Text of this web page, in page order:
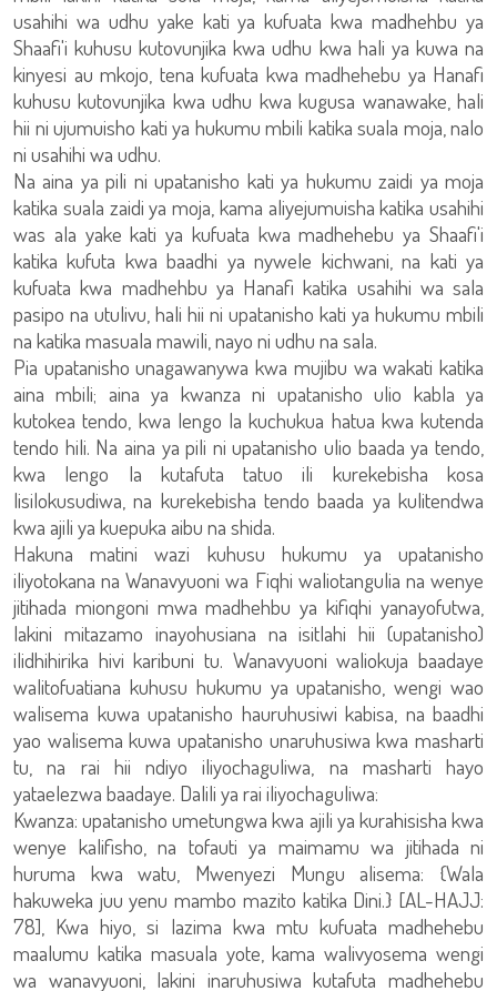
usahihi wa udhu yake kati ya kufuata kwa madhehbu ya
Shaafi'i kuhusu kutovunjika kwa udhu kwa hali ya kuwa na
kinyesi au mkojo, tena kufuata kwa madhehebu ya Hanafi
kuhusu kutovunjika kwa udhu kwa kugusa wanawake, hali
hii ni ujumuisho kati ya hukumu mbili katika suala moja, nalo
ni usahihi wa udhu.
Na aina ya pili ni upatanisho kati ya hukumu zaidi ya moja
katika suala zaidi ya moja, kama aliyejumuisha katika usahihi
was ala yake kati ya kufuata kwa madhehebu ya Shaafi'i
katika kufuta kwa baadhi ya nywele kichwani, na kati ya
kufuata kwa madhehbu ya Hanafi katika usahihi wa sala
pasipo na utulivu, hali hii ni upatanisho kati ya hukumu mbili
na katika masuala mawili, nayo ni udhu na sala.
Pia upatanisho unagawanywa kwa mujibu wa wakati katika
aina mbili; aina ya kwanza ni upatanisho ulio kabla ya
kutokea tendo, kwa lengo la kuchukua hatua kwa kutenda
tendo hili. Na aina ya pili ni upatanisho ulio baada ya tendo,
kwa lengo la kutafuta tatuo ili kurekebisha kosa
lisilokusudiwa, na kurekebisha tendo baada ya kulitendwa
kwa ajili ya kuepuka aibu na shida.
Hakuna matini wazi kuhusu hukumu ya upatanisho
iliyotokana na Wanavyuoni wa Fiqhi waliotangulia na wenye
jitihada miongoni mwa madhehbu ya kifiqhi yanayofutwa,
lakini mitazamo inayohusiana na isitlahi hii (upatanisho)
ilidhihirika hivi karibuni tu. Wanavyuoni waliokuja baadaye
walitofuatiana kuhusu hukumu ya upatanisho, wengi wao
walisema kuwa upatanisho hauruhusiwi kabisa, na baadhi
yao walisema kuwa upatanisho unaruhusiwa kwa masharti
tu, na rai hii ndiyo iliyochaguliwa, na masharti hayo
yataelezwa baadaye. Dalili ya rai iliyochaguliwa:
Kwanza: upatanisho umetungwa kwa ajili ya kurahisisha kwa
wenye kalifisho, na tofauti ya maimamu wa jitihada ni
huruma kwa watu, Mwenyezi Mungu alisema: {Wala
hakuweka juu yenu mambo mazito katika Dini.} [AL-HAJJ:
78], Kwa hiyo, si lazima kwa mtu kufuata madhehebu
maalumu katika masuala yote, kama walivyosema wengi
wa wanavyuoni, lakini inaruhusiwa kutafuta madhehebu